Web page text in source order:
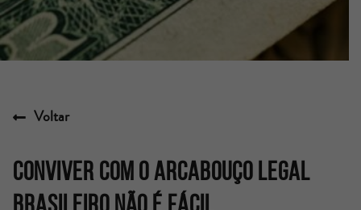
Voltar
Conviver com o arcabouço legal